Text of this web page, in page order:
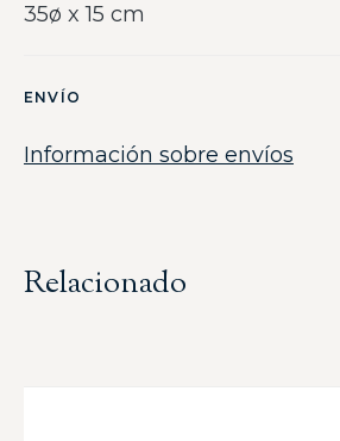
35ø x 15 cm
ENVÍO
Información sobre envíos
Relacionado